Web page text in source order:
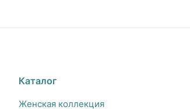
Каталог
Женская коллекция